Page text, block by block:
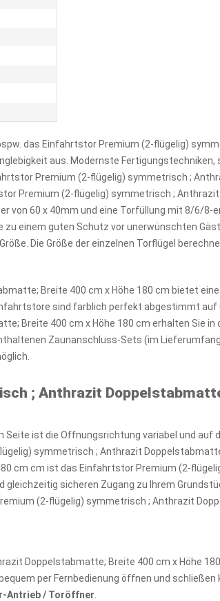
das Einfahrtstor Premium (2-flügelig)
aus. Modernste
Premium (2-flügelig) symmetrisch ;
Premium (2-flügelig) symmetrisch ;
von 60 x 40mm und eine Torfüllung mit 8/6/
einem guten Schutz vor unerwünschten
Die Größe der einzelnen Torflügel
Breite 400 cm x Höhe 180 cm bietet
sind farblich perfekt abgestimmt
Breite 400 cm x Höhe 180 cm erhalten Sie in
Zaunanschluss-Sets (im
; Anthrazit
ist die Offnungsrichtung variabel und auf
symmetrisch ; Anthrazit
cm cm ist das Einfahrtstor Premium (2-
sicheren Zugang zu Ihrem
(2-flügelig) symmetrisch ; Anthrazit
Doppelstabmatte; Breite 400 cm x Höhe
per Fernbedienung öffnen und schließen
Antrieb / Toröffner